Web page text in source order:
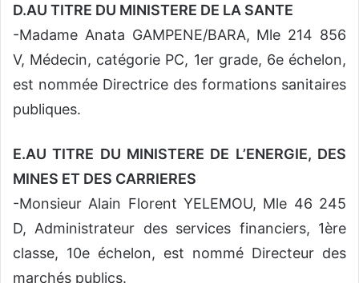
D.AU TITRE DU MINISTERE DE LA SANTE
-Madame Anata GAMPENE/BARA, Mle 214 856
V, Médecin, catégorie PC, 1er grade, 6e échelon,
est nommée Directrice des formations sanitaires
publiques.
E.AU TITRE DU MINISTERE DE L’ENERGIE, DES
MINES ET DES CARRIERES
-Monsieur Alain Florent YELEMOU, Mle 46 245
D, Administrateur des services financiers, 1ère
classe, 10e échelon, est nommé Directeur des
marchés publics.